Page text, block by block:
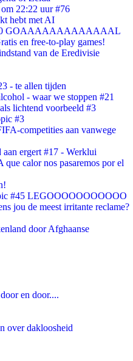
22:22 uur #76
hebt met AI
GOAAAAAAAAAAAAAL
en free-to-play games!
van de Eredivisie
- te allen tijden
- waar we stoppen #21
lichtend voorbeeld #3
#3
competities aan vanwege
ergert #17 - Werklui
que calor nos pasaremos por el
#45 LEGOOOOOOOOOOO
jou de meest irritante reclame?
door Afghaanse
en door....
over dakloosheid